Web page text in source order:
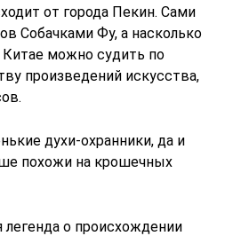
от города Пекин. Сами
Собачками Фу, а насколько
Китае можно судить по
произведений искусства,
духи-охранники, да и
похожи на крошечных
легенда о происхождении